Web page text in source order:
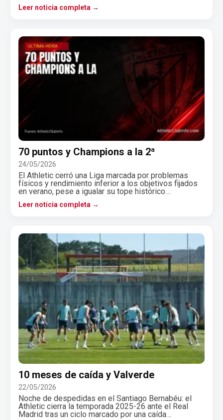
Leer noticia completa →
70 puntos y Champions a la 2ª
24/05/2026
El Athletic cerró una Liga marcada por problemas
físicos y rendimiento inferior a los objetivos fijados
en verano, pese a igualar su tope histórico…
Leer noticia completa →
10 meses de caída y Valverde
22/05/2026
Noche de despedidas en el Santiago Bernabéu: el
Athletic cierra la temporada 2025-26 ante el Real
Madrid tras un ciclo marcado por una caída…